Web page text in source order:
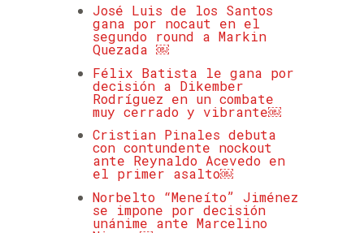
José Luis de los Santos
gana por nocaut en el
segundo round a Markin
Quezada ￼
Félix Batista le gana por
decisión a Dikember
Rodríguez en un combate
muy cerrado y vibrante￼
Cristian Pinales debuta
con contundente nockout
ante Reynaldo Acevedo en
el primer asalto￼
Norbelto “Meneíto” Jiménez
se impone por decisión
unánime ante Marcelino